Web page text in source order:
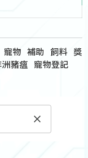
寵物 補助 飼料 獎
洲豬瘟
寵物登記